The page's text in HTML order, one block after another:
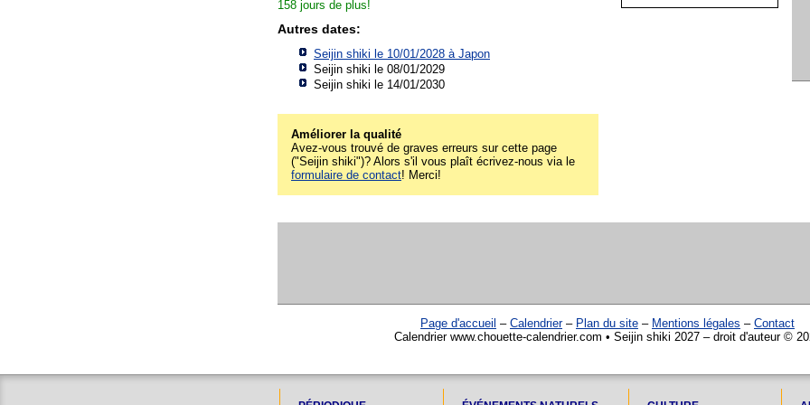
158 jours de plus!
Autres dates:
Seijin shiki le 10/01/2028 à Japon
Seijin shiki le 08/01/2029
Seijin shiki le 14/01/2030
Améliorer la qualité
Avez-vous trouvé de graves erreurs sur cette page
("Seijin shiki")? Alors s'il vous plaît écrivez-nous via le
formulaire de contact! Merci!
Page d'accueil – Calendrier– Plan du site – Mentions légales – Contact
Calendrier www.chouette-calendrier.com • Seijin shiki 2027 – droit d'auteur ©